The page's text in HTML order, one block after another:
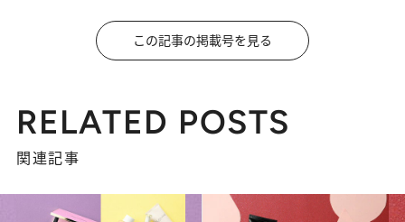
この記事の掲載号を見る
RELATED POSTS
関連記事